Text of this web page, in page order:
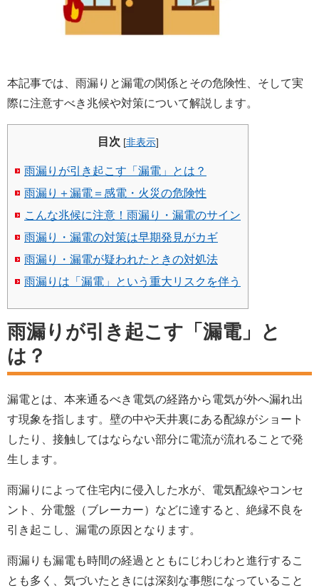
本記事では、雨漏りと漏電の関係とその危険性、そして実
際に注意すべき兆候や対策について解説します。
目次 [非表示]
雨漏りが引き起こす「漏電」とは？
雨漏り＋漏電＝感電・火災の危険性
こんな兆候に注意！雨漏り・漏電のサイン
雨漏り・漏電の対策は早期発見がカギ
雨漏り・漏電が疑われたときの対処法
雨漏りは「漏電」という重大リスクを伴う
雨漏りが引き起こす「漏電」と
は？
漏電とは、本来通るべき電気の経路から電気が外へ漏れ出
す現象を指します。壁の中や天井裏にある配線がショート
したり、接触してはならない部分に電流が流れることで発
生します。
雨漏りによって住宅内に侵入した水が、電気配線やコンセ
ント、分電盤（ブレーカー）などに達すると、絶縁不良を
引き起こし、漏電の原因となります。
雨漏りも漏電も時間の経過とともにじわじわと進行するこ
とも多く、気づいたときには深刻な事態になっていること